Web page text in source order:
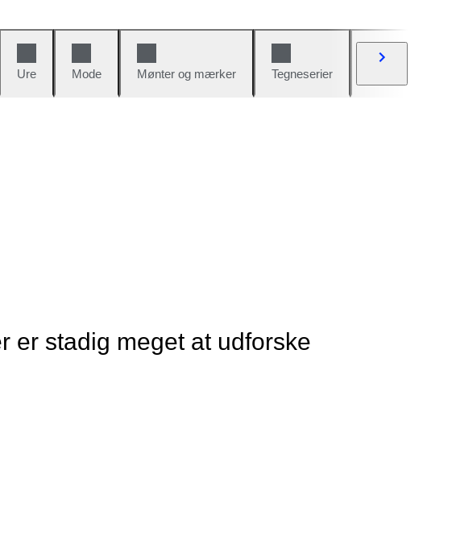
Ure Mode Mønter og mærker Tegneserier
stadig meget at udforske